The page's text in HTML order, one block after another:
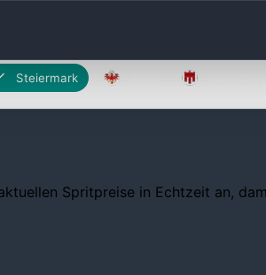
Steiermark
Spritpreise in Echtzeit an,